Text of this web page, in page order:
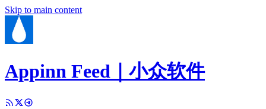
Skip to main content
Appinn Feed｜小众软件